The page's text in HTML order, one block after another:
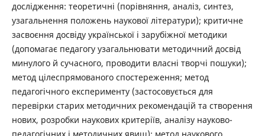
дослідження: теоретичні (порівняння, аналіз, синтез,
узагальнення положень наукової літератури); критичне
засвоєння досвіду української і зарубіжної методики
(допомагає педагогу узагальнювати методичний досвід
минулого й сучасного, проводити власні творчі пошуки);
метод цілеспрямованого спостереження; метод
педагогічного експерименту (застосовується для
перевірки старих методичних рекомендацій та створення
нових, розробки наукових критеріїв, аналізу науково-